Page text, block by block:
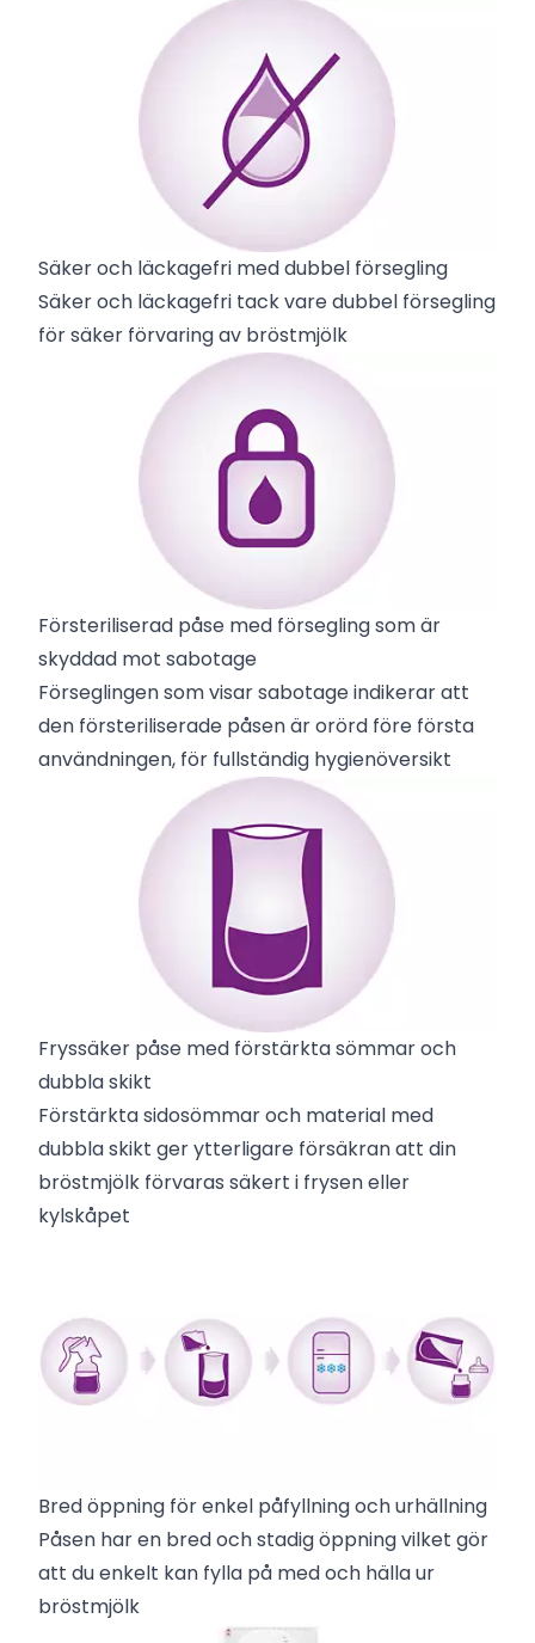
Säker och läckagefri med dubbel försegling
Säker och läckagefri tack vare dubbel försegling
för säker förvaring av bröstmjölk
Försteriliserad påse med försegling som är
skyddad mot sabotage
Förseglingen som visar sabotage indikerar att
den försteriliserade påsen är orörd före första
användningen, för fullständig hygienöversikt
Fryssäker påse med förstärkta sömmar och
dubbla skikt
Förstärkta sidosömmar och material med
dubbla skikt ger ytterligare försäkran att din
bröstmjölk förvaras säkert i frysen eller
kylskåpet
Bred öppning för enkel påfyllning och urhällning
Påsen har en bred och stadig öppning vilket gör
att du enkelt kan fylla på med och hälla ur
bröstmjölk